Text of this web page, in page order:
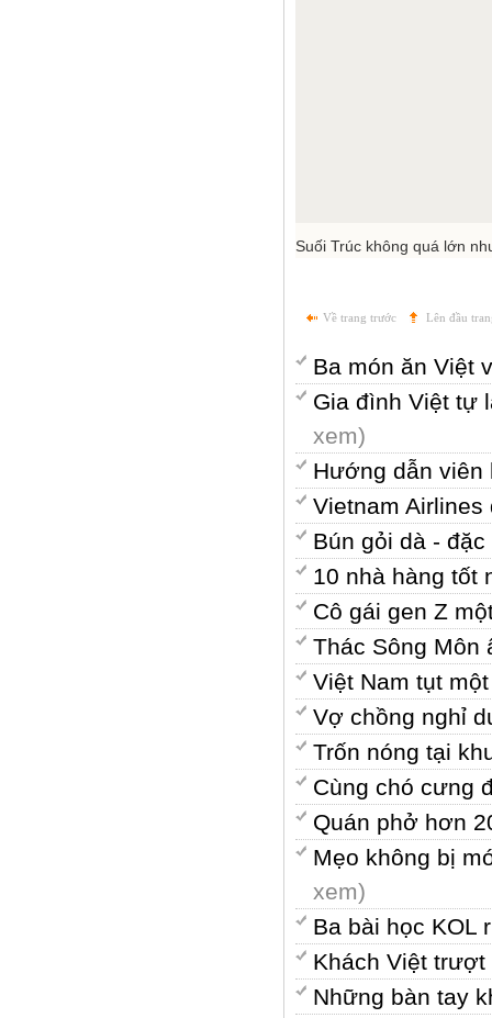
Suối Trúc không quá lớn
Về trang trước Lên đầu
Ba món ăn Việt
Gia đình Việt tự
xem)
Hướng dẫn
Vietnam
Bún gỏi dà -
10 nhà hàng tốt
Cô gái gen Z
Thác Sông
Việt Nam tụt
Vợ chồng nghỉ
Trốn nóng tại
Cùng chó cưng
Quán phở hơn
Mẹo không bị
xem)
Ba bài học KOL
Khách Việt
Những bàn tay